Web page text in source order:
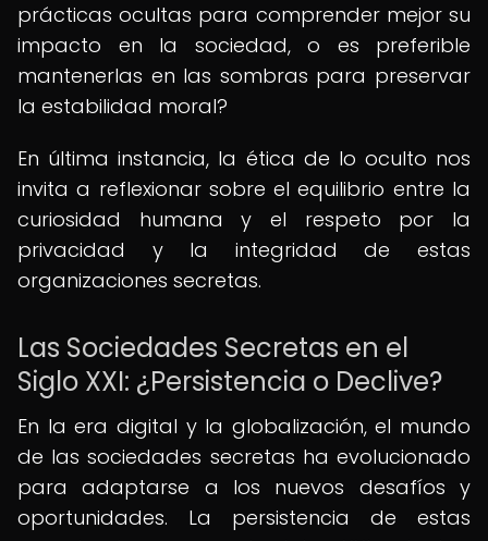
prácticas ocultas para comprender mejor su
impacto en la sociedad, o es preferible
mantenerlas en las sombras para preservar
la estabilidad moral?
En última instancia, la ética de lo oculto nos
invita a reflexionar sobre el equilibrio entre la
curiosidad humana y el respeto por la
privacidad y la integridad de estas
organizaciones secretas.
Las Sociedades Secretas en el
Siglo XXI: ¿Persistencia o Declive?
En la era digital y la globalización, el mundo
de las sociedades secretas ha evolucionado
para adaptarse a los nuevos desafíos y
oportunidades. La persistencia de estas